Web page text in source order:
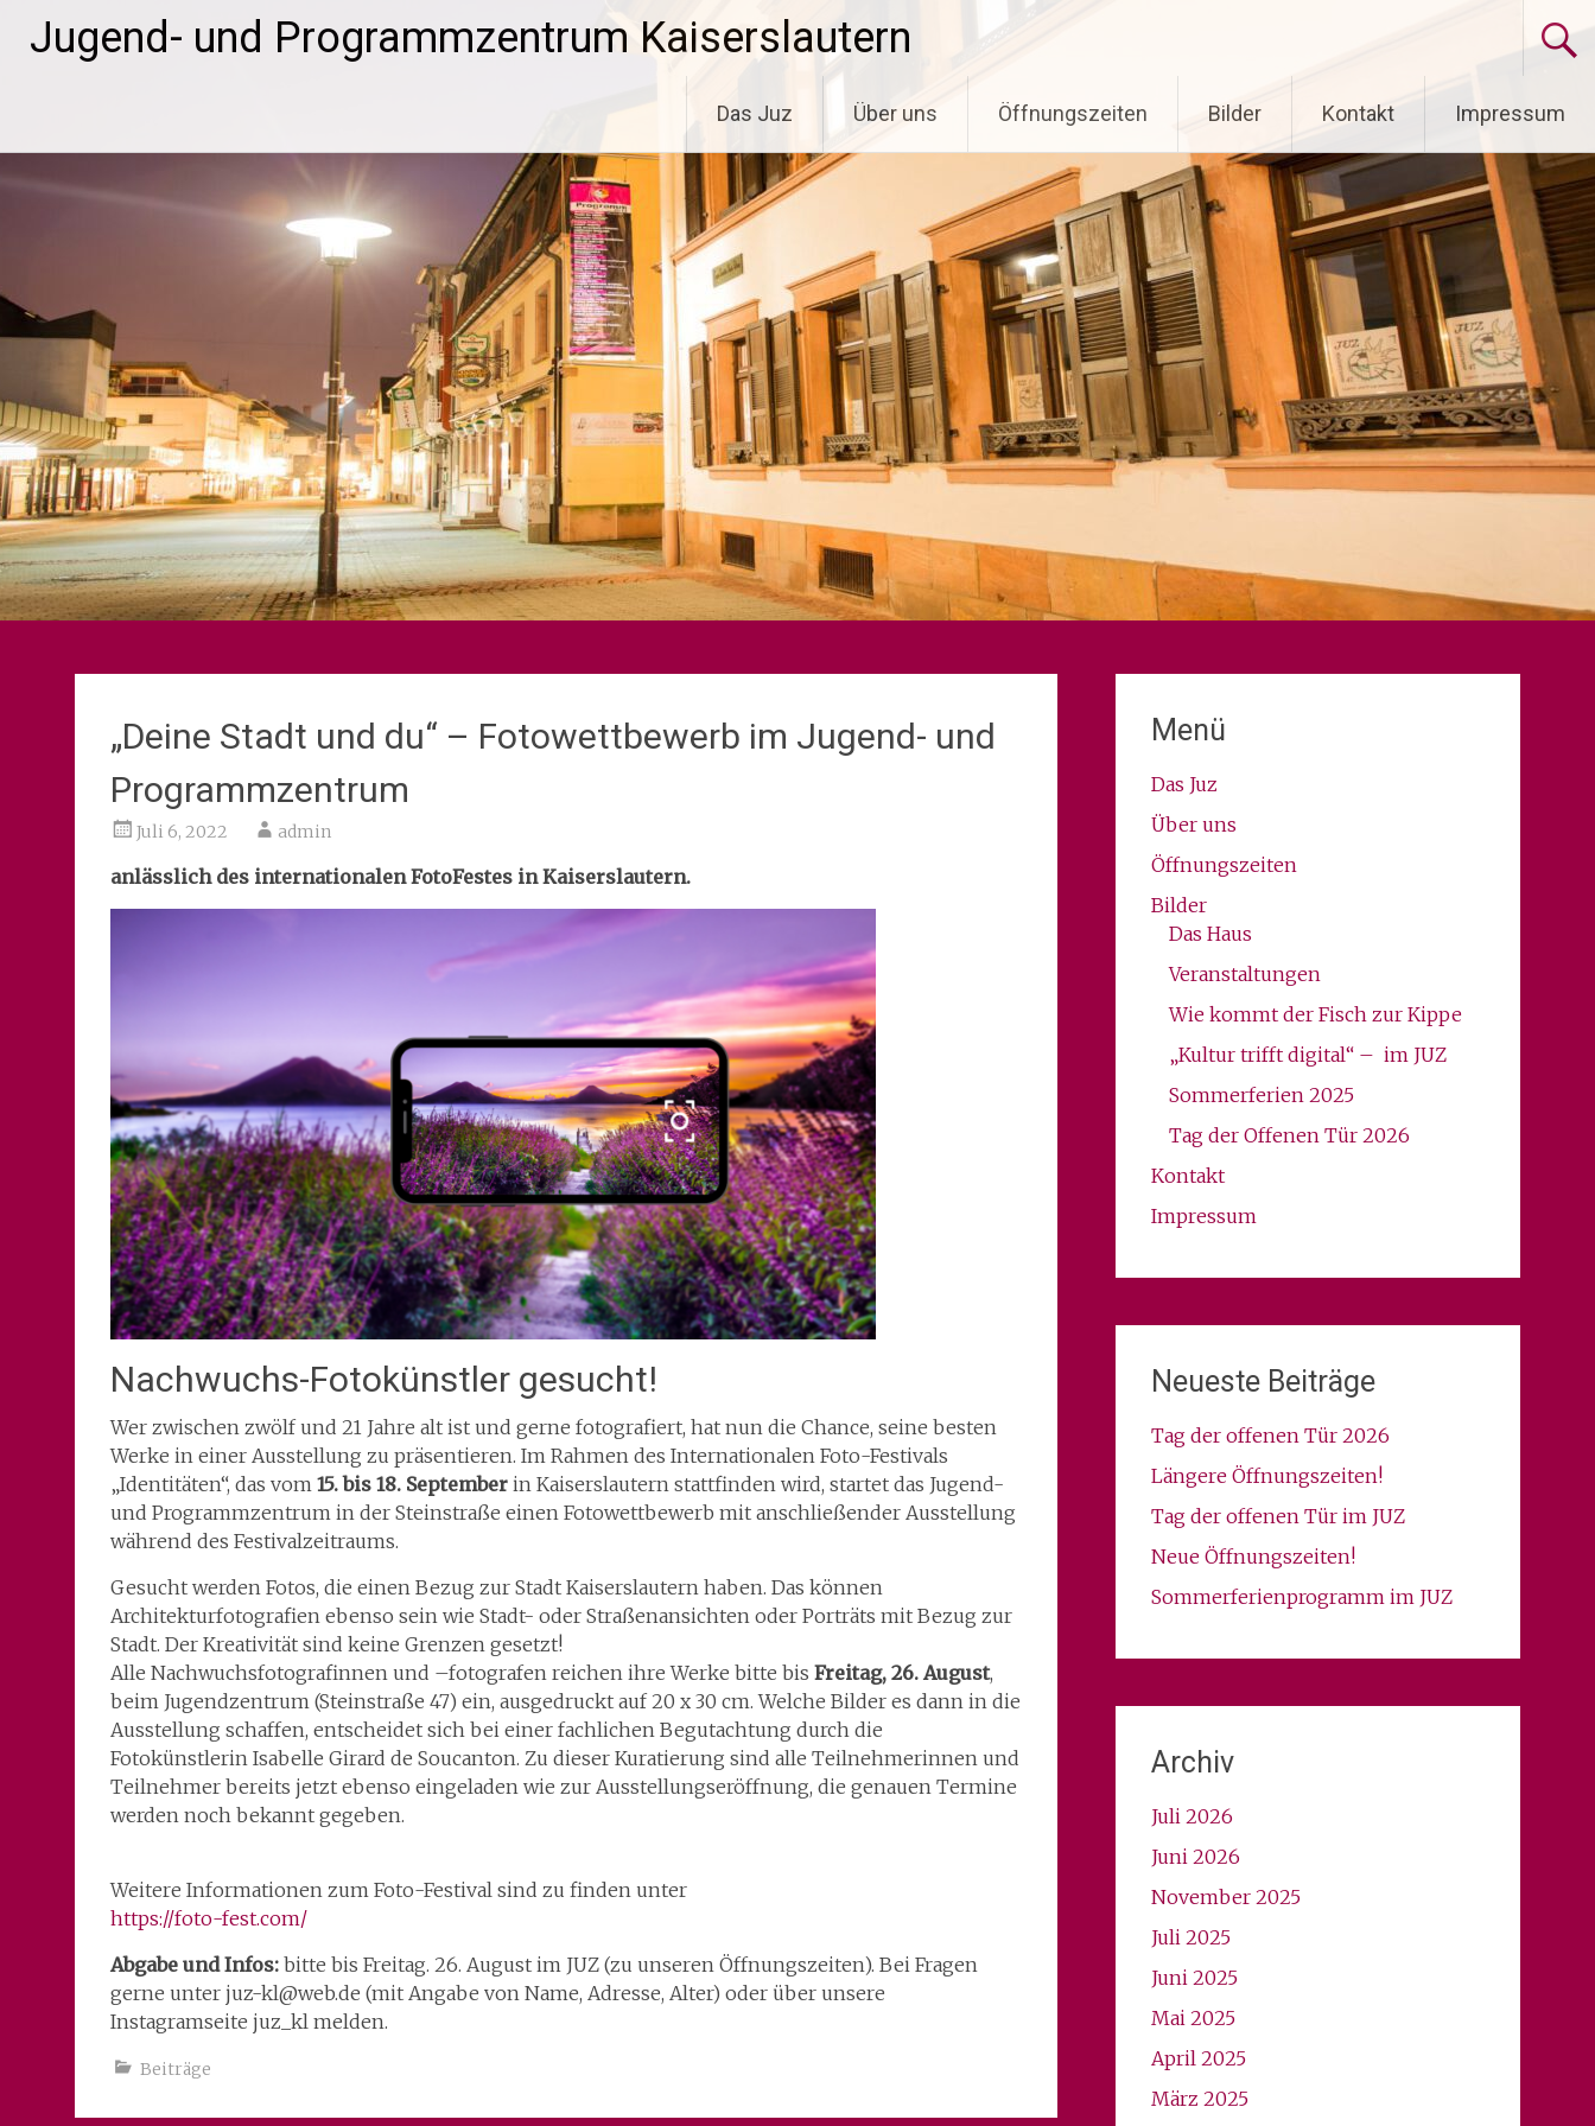
InhaltJugend- und Programmzentrum Kaiserslautern
Das Juz Über uns Öffnungszeiten Bilder Kontakt Impressum
„Deine Stadt und du“ – Fotowettbewerb im Jugend- und
Programmzentrum
Juli 6, 2022 admin
anlässlich des internationalen FotoFestes in Kaiserslautern.
Nachwuchs-Fotokünstler gesucht!
Wer zwischen zwölf und 21 Jahre alt ist und gerne fotografiert, hat nun die Chance, seine besten
Werke in einer Ausstellung zu präsentieren. Im Rahmen des Internationalen Foto-Festivals
„Identitäten“, das vom 15. bis 18. September in Kaiserslautern stattfinden wird, startet das Jugend-
und Programmzentrum in der Steinstraße einen Fotowettbewerb mit anschließender Ausstellung
während des Festivalzeitraums.
Gesucht werden Fotos, die einen Bezug zur Stadt Kaiserslautern haben. Das können
Architekturfotografien ebenso sein wie Stadt- oder Straßenansichten oder Porträts mit Bezug zur
Stadt. Der Kreativität sind keine Grenzen gesetzt!
Alle Nachwuchsfotografinnen und –fotografen reichen ihre Werke bitte bis Freitag, 26. August,
beim Jugendzentrum (Steinstraße 47) ein, ausgedruckt auf 20 x 30 cm. Welche Bilder es dann in die
Ausstellung schaffen, entscheidet sich bei einer fachlichen Begutachtung durch die
Fotokünstlerin Isabelle Girard de Soucanton. Zu dieser Kuratierung sind alle Teilnehmerinnen und
Teilnehmer bereits jetzt ebenso eingeladen wie zur Ausstellungseröffnung, die genauen Termine
werden noch bekannt gegeben.
Weitere Informationen zum Foto-Festival sind zu finden unter
https://foto-fest.com/
Abgabe und Infos: bitte bis Freitag. 26. August im JUZ (zu unseren Öffnungszeiten). Bei Fragen
gerne unter juz-kl@web.de (mit Angabe von Name, Adresse, Alter) oder über unsere
Instagramseite juz_kl melden.
Beiträge
Menü
Das Juz
Über uns
Öffnungszeiten
Bilder
Das Haus
Veranstaltungen
Wie kommt der Fisch zur Kippe
„Kultur trifft digital“ – im JUZ
Sommerferien 2025
Tag der Offenen Tür 2026
Kontakt
Impressum
Neueste Beiträge
Tag der offenen Tür 2026
Längere Öffnungszeiten!
Tag der offenen Tür im JUZ
Neue Öffnungszeiten!
Sommerferienprogramm im JUZ
Archiv
Juli 2026
Juni 2026
November 2025
Juli 2025
Juni 2025
Mai 2025
April 2025
März 2025